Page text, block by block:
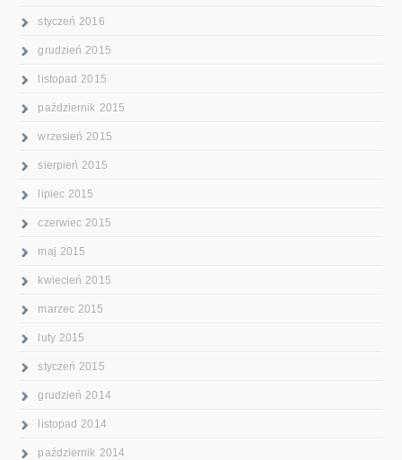
styczeń 2016
grudzień 2015
listopad 2015
październik 2015
wrzesień 2015
sierpień 2015
lipiec 2015
czerwiec 2015
maj 2015
kwiecień 2015
marzec 2015
luty 2015
styczeń 2015
grudzień 2014
listopad 2014
październik 2014